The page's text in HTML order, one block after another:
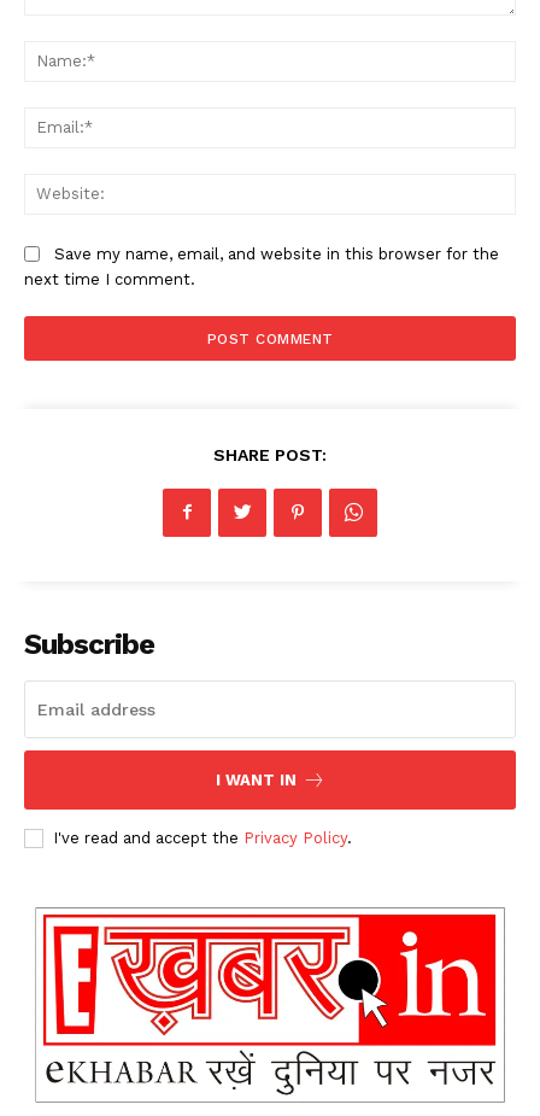
Save my name, email, and website in this browser for the
next time I comment.
SHARE POST:
Subscribe
I WANT IN
I've read and accept the Privacy Policy.